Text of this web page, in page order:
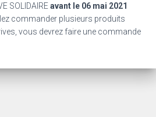
SOLIDAIREavant le 06 mai 2021
commander plusieurs produits
vous devrez faire une commande